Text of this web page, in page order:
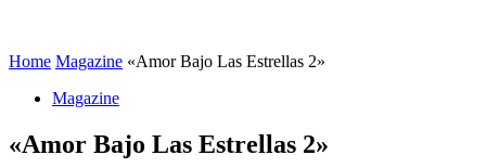
Home Magazine «Amor Bajo Las Estrellas 2»
Magazine
«Amor Bajo Las Estrellas 2»